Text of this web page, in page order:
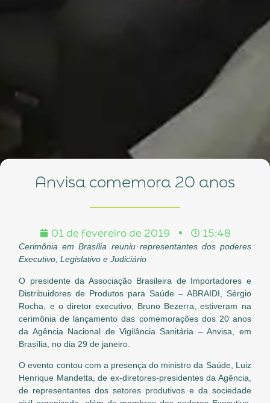
Anvisa comemora 20 anos
01 de fevereiro de 2019 15:48
Cerimônia em Brasília reuniu representantes dos poderes
Executivo, Legislativo e Judiciário
O presidente da Associação Brasileira de Importadores e
Distribuidores de Produtos para Saúde – ABRAIDI, Sérgio
Rocha, e o diretor executivo, Bruno Bezerra, estiveram na
cerimônia de lançamento das comemorações dos 20 anos
da Agência Nacional de Vigilância Sanitária – Anvisa, em
Brasília, no dia 29 de janeiro.
O evento contou com a presença do ministro da Saúde, Luiz
Henrique Mandetta, de ex-diretores-presidentes da Agência,
de representantes dos setores produtivos e da sociedade